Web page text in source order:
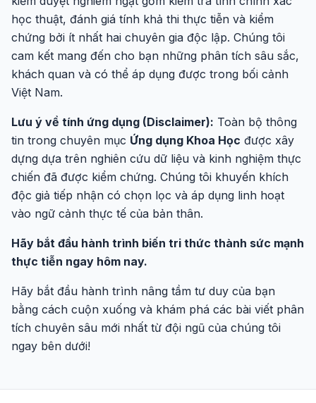
học thuật, đánh giá tính khả thi thực tiễn và kiểm
chứng bởi ít nhất hai chuyên gia độc lập. Chúng tôi
cam kết mang đến cho bạn những phân tích sâu sắc,
khách quan và có thể áp dụng được trong bối cảnh
Việt Nam.
Lưu ý về tính ứng dụng (Disclaimer): Toàn bộ thông
tin trong chuyên mục Ứng dụng Khoa Học được xây
dựng dựa trên nghiên cứu dữ liệu và kinh nghiệm thực
chiến đã được kiểm chứng. Chúng tôi khuyến khích
độc giả tiếp nhận có chọn lọc và áp dụng linh hoạt
vào ngữ cảnh thực tế của bản thân.
Hãy bắt đầu hành trình biến tri thức thành sức mạnh
thực tiễn ngay hôm nay.
Hãy bắt đầu hành trình nâng tầm tư duy của bạn
bằng cách cuộn xuống và khám phá các bài viết phân
tích chuyên sâu mới nhất từ đội ngũ của chúng tôi
ngay bên dưới!